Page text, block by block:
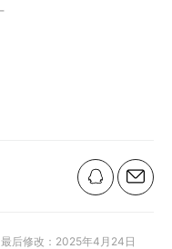
最后修改：2025年4月24日